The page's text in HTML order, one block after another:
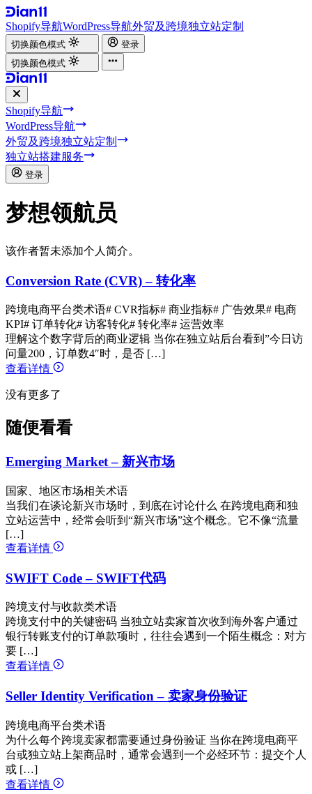
Shopify导航WordPress导航外贸及跨境独立站定制
切换颜色模式
登录
切换颜色模式
Shopify导航
WordPress导航
外贸及跨境独立站定制
独立站搭建服务
登录
梦想领航员
该作者暂未添加个人简介。
Conversion Rate (CVR) – 转化率
跨境电商平台类术语# CVR指标# 商业指标# 广告效果# 电商
KPI# 订单转化# 访客转化# 转化率# 运营效率
理解这个数字背后的商业逻辑 当你在独立站后台看到”今日访
问量200，订单数4″时，是否 […]
查看详情
没有更多了
随便看看
Emerging Market – 新兴市场
国家、地区市场相关术语
当我们在谈论新兴市场时，到底在讨论什么 在跨境电商和独
立站运营中，经常会听到“新兴市场”这个概念。它不像“流量
[…]
查看详情
SWIFT Code – SWIFT代码
跨境支付与收款类术语
跨境支付中的关键密码 当独立站卖家首次收到海外客户通过
银行转账支付的订单款项时，往往会遇到一个陌生概念：对方
要 […]
查看详情
Seller Identity Verification – 卖家身份验证
跨境电商平台类术语
为什么每个跨境卖家都需要通过身份验证 当你在跨境电商平
台或独立站上架商品时，通常会遇到一个必经环节：提交个人
或 […]
查看详情